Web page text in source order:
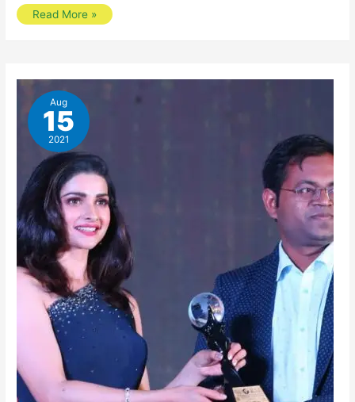
एक
देखता
ग्रहण
दोष
कैसे
समाप्त
करें
||
जीवन
सुख-
आता
Read More »
Aug
15
2021